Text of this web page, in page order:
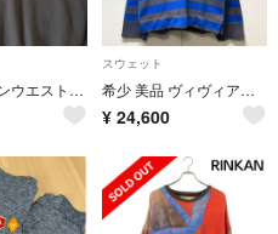
ヴィヴィアンウエストウッド スウェットトレーナー 刺繡ロゴ XLサイズ グレー
スウェット
希少 美品 ヴィヴィアンウエストウッド ホームウェア 刺繍 ボーダー スウェット
¥ 24,600